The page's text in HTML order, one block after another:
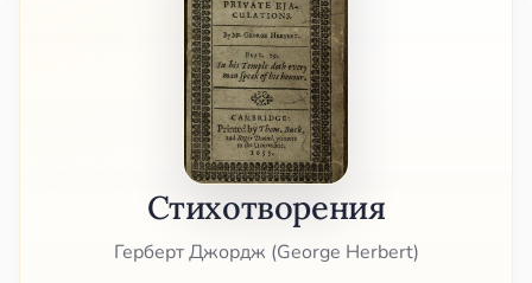
Стихотворения
Герберт Джордж (George Herbert)